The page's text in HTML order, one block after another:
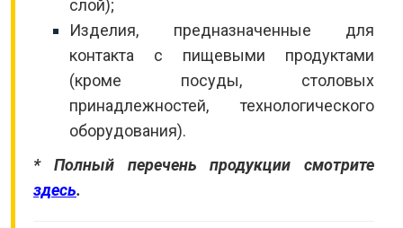
слой);
Изделия, предназначенные для
контакта с пищевыми продуктами
(кроме посуды, столовых
принадлежностей, технологического
оборудования).
* Полный перечень продукции смотрите
здесь.